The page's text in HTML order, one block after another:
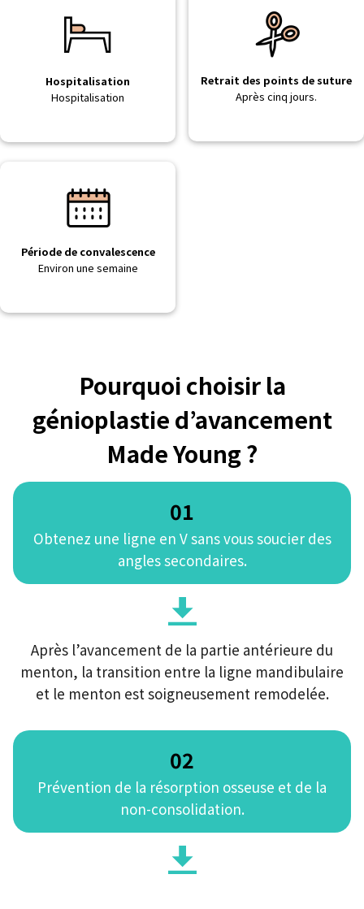
Hospitalisation
Hospitalisation
Retrait des points de suture
Après cinq jours.
Période de convalescence
Environ une semaine
Pourquoi choisir la
génioplastie d’avancement
Made Young ?
01
Obtenez une ligne en V sans vous soucier des
angles secondaires.
Après l’avancement de la partie antérieure du
menton, la transition entre la ligne mandibulaire
et le menton est soigneusement remodelée.
02
Prévention de la résorption osseuse et de la
non-consolidation.